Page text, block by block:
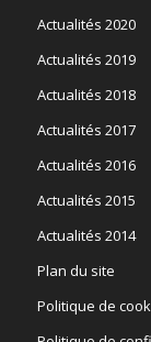
Actualités 2020
Actualités 2019
Actualités 2018
Actualités 2017
Actualités 2016
Actualités 2015
Actualités 2014
Plan du site
Politique de